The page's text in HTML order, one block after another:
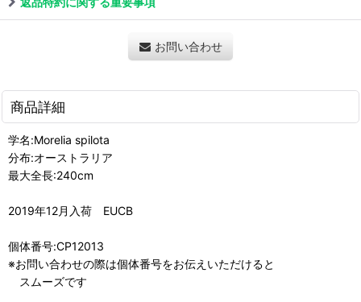
お問い合わせ
商品詳細
学名:Morelia spilota
分布:オーストラリア
最大全長:240cm
2019年12月入荷 EUCB
個体番号:CP12013
※お問い合わせの際は個体番号をお伝えいただけると
スムーズです